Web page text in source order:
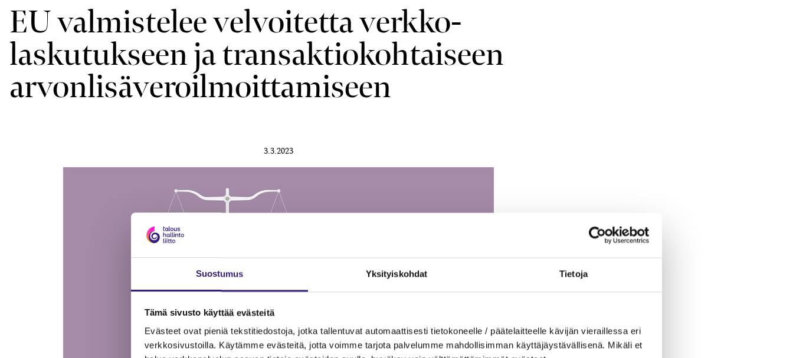
Suostumus Yksityiskohdat Tietoja
Tämä sivusto käyttää evästeitä
Evästeet ovat pieniä tekstitiedostoja, jotka tallentuvat automaattisesti tietokoneelle / päätelaitteelle kävijän vieraillessa eri
verkkosivustoilla. Käytämme evästeitä, jotta voimme tarjota palvelumme mahdollisimman käyttäjäystävällisenä. Mikäli et
EU valmistelee velvoitetta verkko­
laskutukseen ja transaktio­kohtaiseen
arvon­lisävero­ilmoittamiseen
3.3.2023